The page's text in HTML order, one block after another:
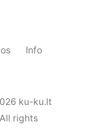
Info
ku-ku.lt
rights